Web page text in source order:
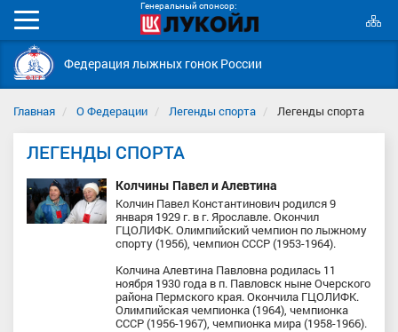
Генеральный спонсор:
Мобильное
меню
Федерация лыжных гонок России
Главная О Федерации Легенды спорта Легенды спорта
ЛЕГЕНДЫ СПОРТА
Колчины Павел и Алевтина
Колчин Павел Константинович родился 9
января 1929 г. в г. Ярославле. Окончил
ГЦОЛИФК. Олимпийский чемпион по лыжному
спорту (1956), чемпион СССР (1953-1964).
Колчина Алевтина Павловна родилась 11
ноября 1930 года в п. Павловск ныне Очерского
района Пермского края. Окончила ГЦОЛИФК.
Олимпийская чемпионка (1964), чемпионка
СССР (1956-1967), чемпионка мира (1958-1966).